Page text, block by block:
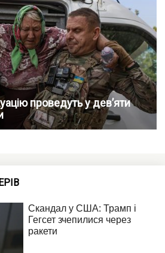
проведуть у дев’яти